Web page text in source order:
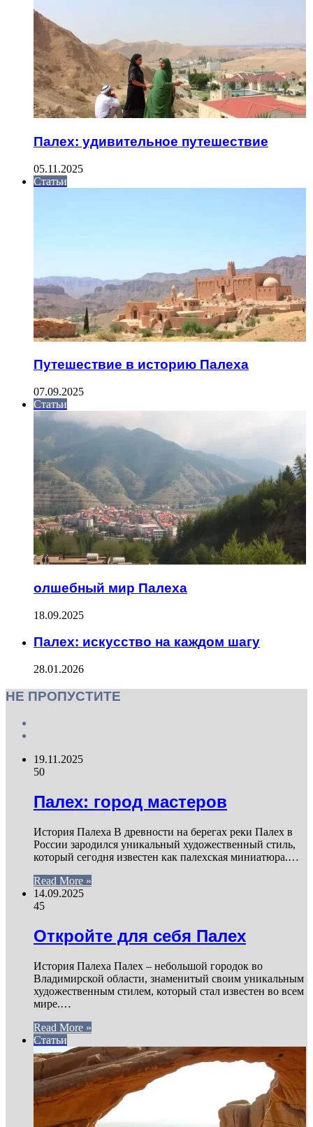
Палех: удивительное путешествие
05.11.2025
Статьи
Путешествие в историю Палеха
07.09.2025
Статьи
олшебный мир Палеха
18.09.2025
Палех: искусство на каждом шагу
28.01.2026
НЕ ПРОПУСТИТЕ
19.11.2025
50
Палех: город мастеров
История Палеха В древности на берегах реки Палех в
России зародился уникальный художественный стиль,
который сегодня известен как палехская миниатюра.…
Read More »
14.09.2025
45
Откройте для себя Палех
История Палеха Палех – небольшой городок во
Владимирской области, знаменитый своим уникальным
художественным стилем, который стал известен во всем
мире.…
Read More »
Статьи